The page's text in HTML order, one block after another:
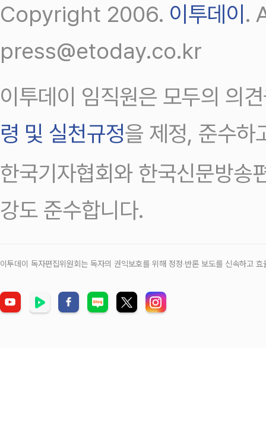
Copyright 2006. 이투데이 .
press@etoday.co.kr
이투데이 임직원은 모두의 의
령 및 실천규정을 제정, 준수하
한국기자협회와 한국신문방송
강도 준수합니다.
이투데이 독자편집위원회는 독자의 권익보호를 위해 정정‧반론 보도를 신속하고